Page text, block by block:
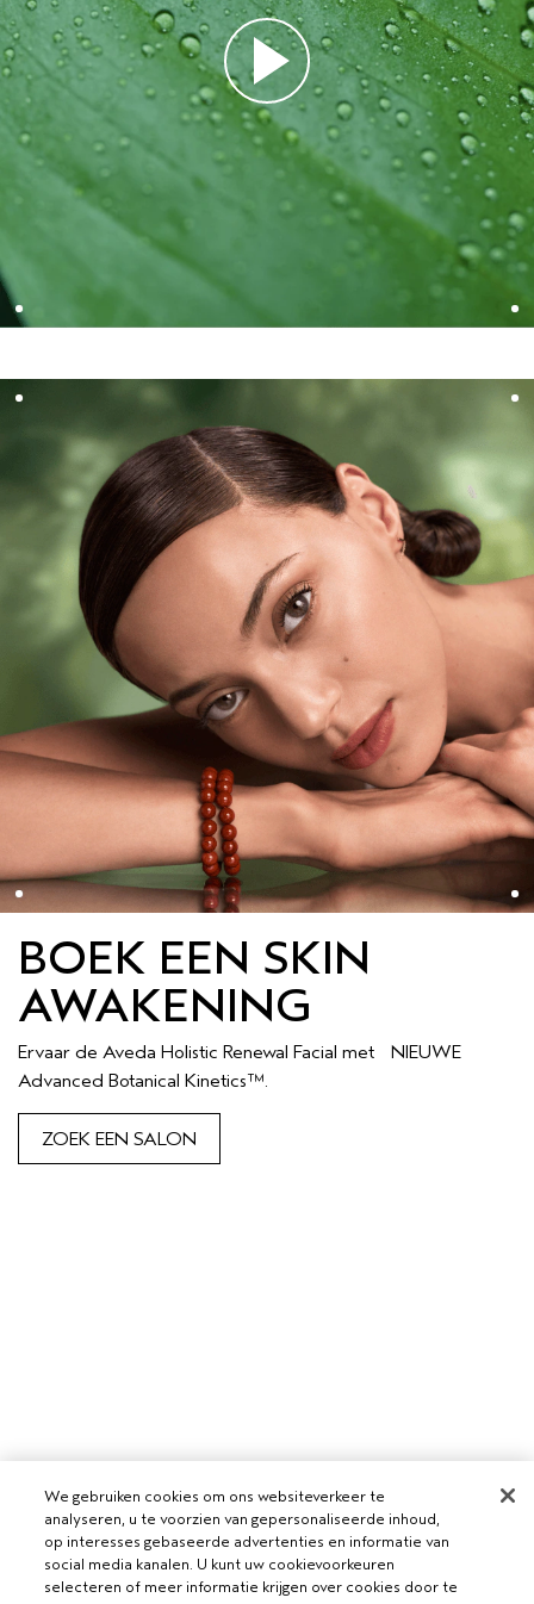
BOEK EEN SKIN
AWAKENING
Ervaar de Aveda Holistic Renewal Facial met NIEUWE
Advanced Botanical Kinetics™.
ZOEK EEN SALON
We gebruiken cookies om ons websiteverkeer te
analyseren, u te voorzien van gepersonaliseerde inhoud,
op interesses gebaseerde advertenties en informatie van
social media kanalen. U kunt uw cookievoorkeuren
selecteren of meer informatie krijgen over cookies door te